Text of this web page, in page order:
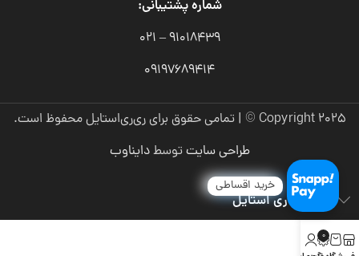
شماره پشتیبانی:
91018439 – 021
09197689414
Copyright 2025 © | تمامی حقوق برای ری‌ری‌استایل محفوظ است.
طراحی سایتتوسطدایناوب
درباره ری ری استایل
خرید اقساطی
0